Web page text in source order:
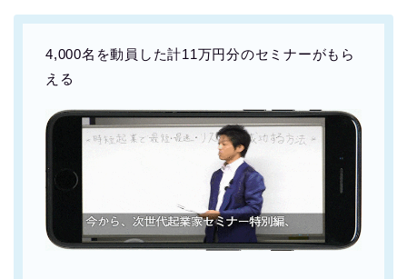
4,000名を動員した計11万円分のセミナーがもら
える